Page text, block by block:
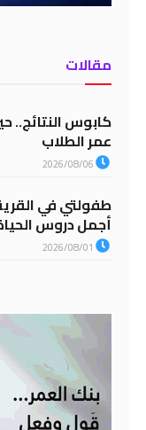
مقالات
عمر الطلاب
2026/08/06
طفولتي في
أجمل دروس
2026/08/01